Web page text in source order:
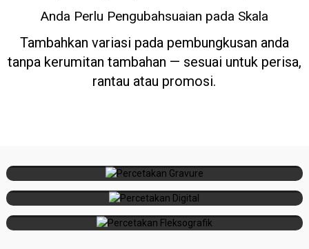
Anda Perlu Pengubahsuaian pada Skala
Tambahkan variasi pada pembungkusan anda
tanpa kerumitan tambahan — sesuai untuk perisa,
rantau atau promosi.
pemulihan pantas
Percetakan
Isipadu sederhana hingga besar, bahan
lestari, pengeringan cepat